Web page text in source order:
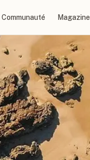
Communauté Magazine